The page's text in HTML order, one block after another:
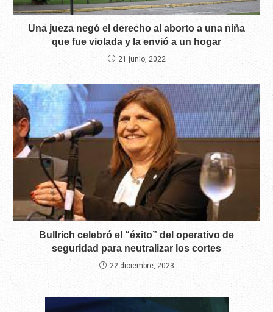
Una jueza negó el derecho al aborto a una niña
que fue violada y la envió a un hogar
21 junio, 2022
Bullrich celebró el “éxito” del operativo de
seguridad para neutralizar los cortes
22 diciembre, 2023